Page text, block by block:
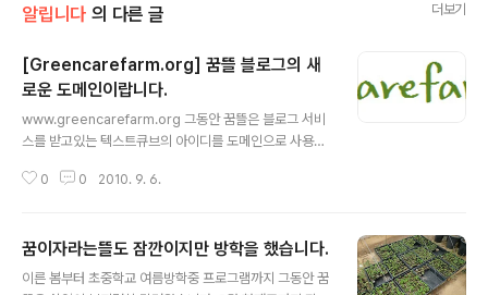
알립니다 의 다른 글 더보기
[Greencarefarm.org] 꿈뜰 블로그의 새
로운 도메인이랍니다.
www.greencarefarm.org 그동안 꿈뜰은 블로그 서비
스를 받고있는 텍스트큐브의 아이디를 도메인으로 사용해
고, 꿈뜰을 더 잘 드러낼 수 있는 독립적인 도메인을 소유하
로그에 들어오실 때 새로운 도메인으로 들어오세요.
0 0 2010. 9. 6.
꿈이자라는뜰도 잠깐이지만 방학을 했습니다.
이른 봄부터 초중학교 여름방학중 프로그램까지 그동안 꿈